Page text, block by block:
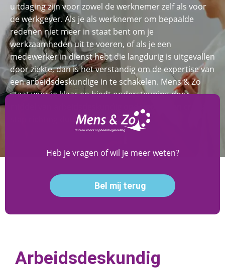
uitdaging zijn voor zowel de werknemer zelf als voor
de werkgever. Als je als werknemer om bepaalde
redenen niet meer in staat bent om je
werkzaamheden uit te voeren, of als je een
medewerker in dienst hebt die langdurig is uitgevallen
door ziekte, dan is het verstandig om de expertise van
een arbeidsdeskundige in te schakelen. Mens & Zo
staat voor je klaar en biedt ondersteuning door
middel van arbeidsdeskundig onderzoek, een cruciale
stap richting duurzame re-integratie.
Heb je vragen of wil je meer weten?
Bel mij terug
Arbeidsdeskundig